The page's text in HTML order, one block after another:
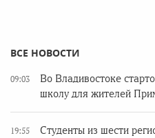
ВСЕ НОВОСТИ
09:03
Во Владивостоке
школу для жителей
19:55
Студенты из шести